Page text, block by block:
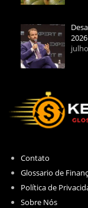
2026
Contato
Glossario de
Política de
Sobre Nós